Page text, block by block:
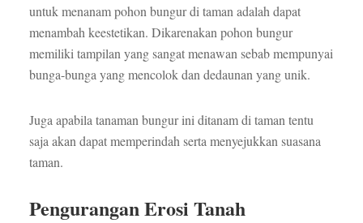
untuk menanam pohon bungur di taman adalah dapat
menambah keestetikan. Dikarenakan pohon bungur
memiliki tampilan yang sangat menawan sebab mempunyai
bunga-bunga yang mencolok dan dedaunan yang unik.
Juga apabila tanaman bungur ini ditanam di taman tentu
saja akan dapat memperindah serta menyejukkan suasana
taman.
Pengurangan Erosi Tanah